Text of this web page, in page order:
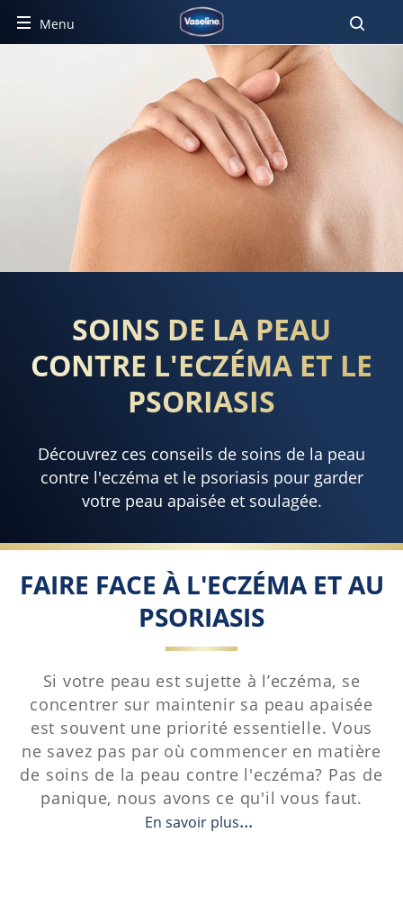
Menu
DE LA PEAU CONTRE
SOINS DE LA PEAU
CONTRE L'ECZÉMA ET LE
PSORIASIS
Découvrez ces conseils de soins de la peau
contre l'eczéma et le psoriasis pour garder
votre peau apaisée et soulagée.
FAIRE FACE À L'ECZÉMA ET AU
PSORIASIS
Si votre peau est sujette à l’eczéma, se
concentrer sur maintenir sa peau apaisée
est souvent une priorité essentielle. Vous
ne savez pas par où commencer en matière
de soins de la peau contre l'eczéma? Pas de
panique, nous avons ce qu'il vous faut.
En savoir plus